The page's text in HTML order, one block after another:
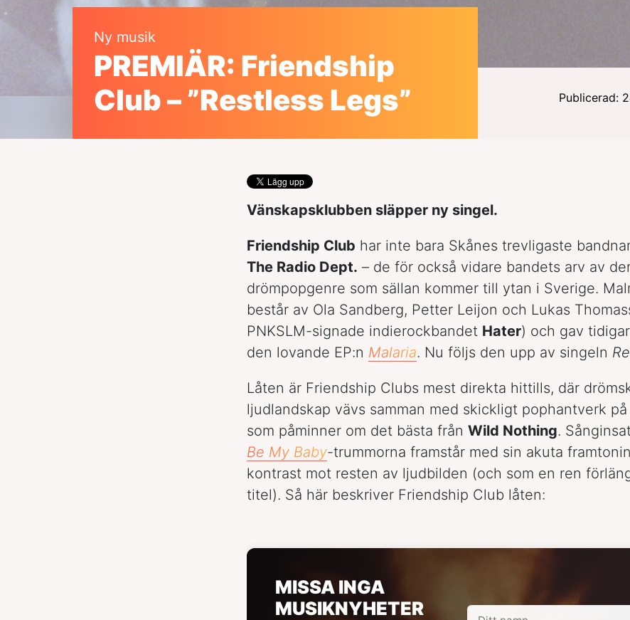
Ny musik
PREMIÄR: Friendship
Club – ”Restless Legs”
Publicerad:
Vänskapsklubben släpper ny singel.
Friendship Club har inte bara Skånes trevligaste
The Radio Dept. – de för också vidare bandets arv av
drömpopgenre som sällan kommer till ytan i Sverige.
består av Ola Sandberg, Petter Leijon och Lukas
PNKSLM-signade indierockbandet Hater) och gav
den lovande EP:n Malaria. Nu följs den upp av singeln
Låten är Friendship Clubs mest direkta hittills, där
ljudlandskap vävs samman med skickligt pophantverk
som påminner om det bästa från Wild Nothing.
Be My Baby-trummorna framstår med sin akuta
kontrast mot resten av ljudbilden (och som en ren
titel). Så här beskriver Friendship Club låten:
MISSA INGA
MUSIKNYHETER